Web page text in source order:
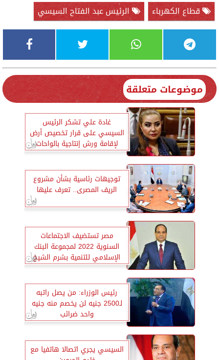
قطاع الكهرباء
الرئيس عبد الفتاح السيسي
موضوعات متعلقة
غادة علي تشكر الرئيس
السيسي على قرار تخصيص أرض
لإقامة ورش إنتاجية بالواحات
البحرية
توجيهات رئاسية بشأن مشروع
الريف المصرى.. تعرف عليها
مصر تستضيف الاجتماعات
السنوية 2022 لمجموعة البنك
الإسلامي للتنمية بشرم الشيخ
رئيس الوزراء: من يصل راتبه
لـ2500 جنيه لن يخصم منه جنيه
واحد ضرائب
السيسي يجري اتصالا هاتفيا مع